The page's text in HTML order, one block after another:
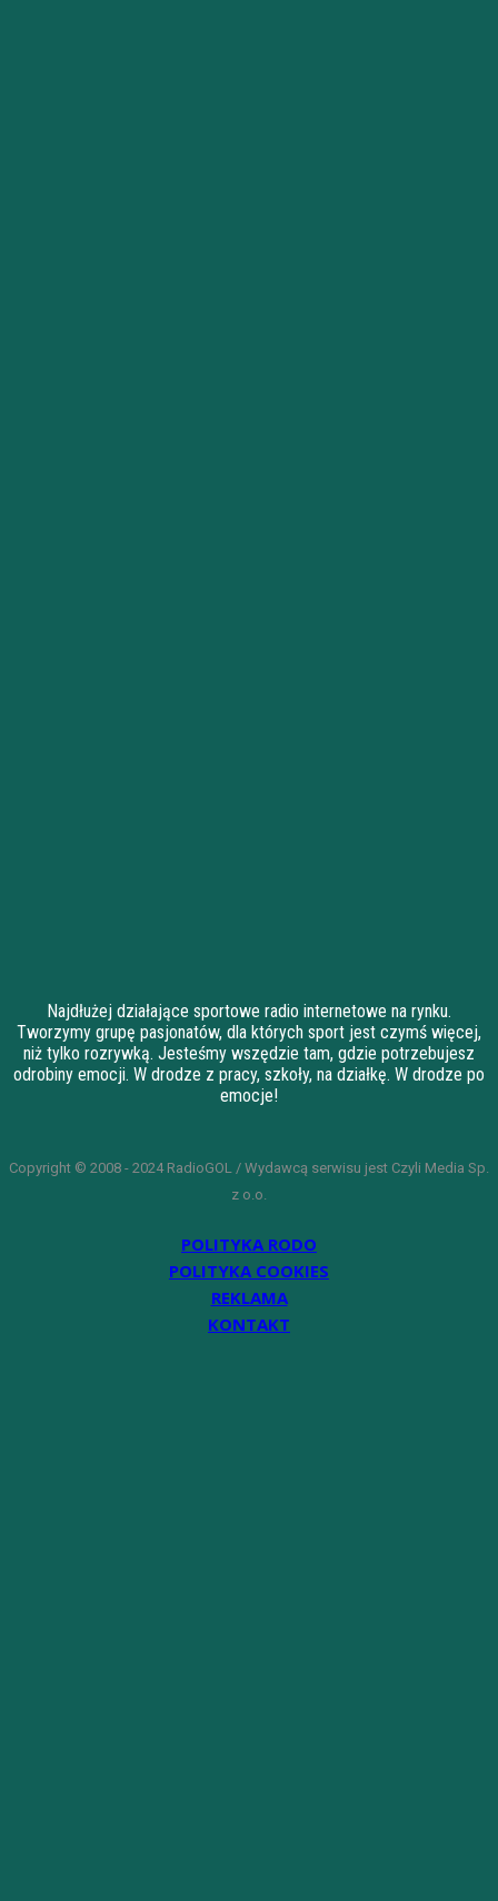
Najdłużej działające sportowe radio internetowe na rynku.
Tworzymy grupę pasjonatów, dla których sport jest czymś więcej,
niż tylko rozrywką. Jesteśmy wszędzie tam, gdzie potrzebujesz
odrobiny emocji. W drodze z pracy, szkoły, na działkę. W drodze po
emocje!
Copyright © 2008 - 2024 RadioGOL / Wydawcą serwisu jest Czyli Media Sp.
z o.o.
POLITYKA RODO
POLITYKA COOKIES
REKLAMA
KONTAKT